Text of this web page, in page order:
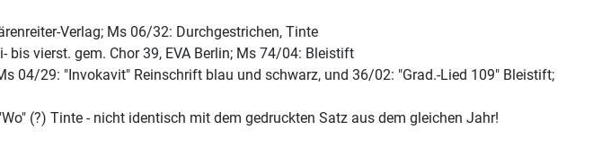
Verlag; Ms 06/32: Durchgestrichen, Tinte
bis vierst. gem. Chor 39, EVA Berlin; Ms 74/04: Bleistift
04/29: "Invokavit" Reinschrift blau und schwarz, und 36/02: "Grad.-Lied 109" Bleistift;
(?) Tinte - nicht identisch mit dem gedruckten Satz aus dem gleichen Jahr!